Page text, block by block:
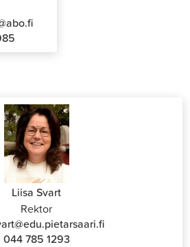
Liisa Svart
Rektor
044 785 1293